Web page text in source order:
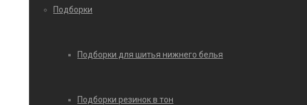
Подборки
Подборки для шитья нижнего белья
Подборки резинок в тон